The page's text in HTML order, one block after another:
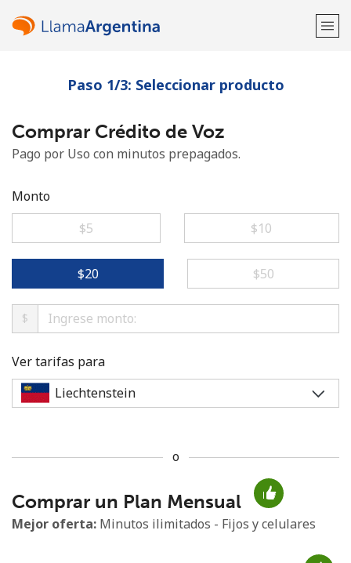
¡Bienvenido!
¿Ya tienes una cuenta?Inicia sesión →
No se ha creado una contraseña
Mínimo 8 caracteres
Una letra mayúscula y una minúscula
Un número
Paso 1/3: Seleccionar producto
Comprar Crédito de Voz
Pago por Uso con minutos prepagados.
Monto
⁦$5⁩
⁦$10⁩
⁦$20⁩ ⁦$50⁩
$
Ver tarifas para
o
Comprar un Plan Mensual
Mejor oferta: Minutos ilimitados - Fijos y celulares